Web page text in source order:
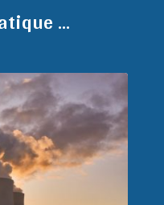
...